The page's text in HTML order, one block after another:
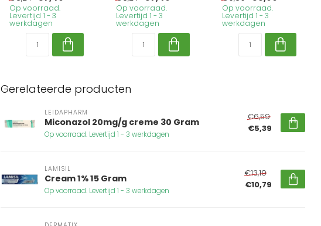
Op voorraad.
Levertijd 1 - 3
werkdagen
Op voorraad.
Levertijd 1 - 3
werkdagen
Op voorraad.
Levertijd 1 - 3
werkdagen
Gerelateerde producten
LEIDAPHARM
Miconazol 20mg/g creme 30 Gram
Op voorraad. Levertijd 1 - 3 werkdagen
€6,59
€5,39
LAMISIL
Cream 1% 15 Gram
Op voorraad. Levertijd 1 - 3 werkdagen
€13,19
€10,79